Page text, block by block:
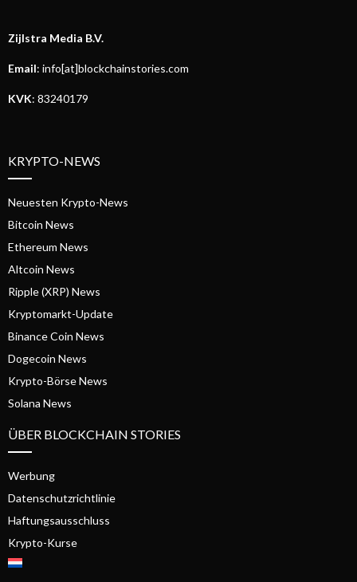
Zijlstra Media B.V.
Email: info[at]blockchainstories.com
KVK: 83240179
KRYPTO-NEWS
Neuesten Krypto-News
Bitcoin News
Ethereum News
Altcoin News
Ripple (XRP) News
Kryptomarkt-Update
Binance Coin News
Dogecoin News
Krypto-Börse News
Solana News
ÜBER BLOCKCHAIN STORIES
Werbung
Datenschutzrichtlinie
Haftungsausschluss
Krypto-Kurse